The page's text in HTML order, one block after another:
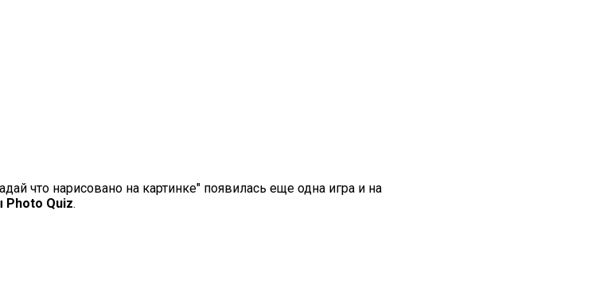
что нарисовано на картинке" появилась еще одна игра и на
Photo Quiz.